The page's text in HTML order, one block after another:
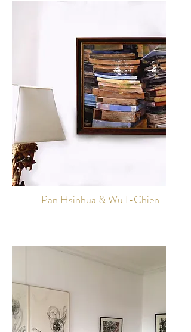
Pan Hsinhua & Wu I-Chien